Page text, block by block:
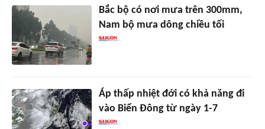
Bắc bộ có nơi mưa trên 300mm,
Nam bộ mưa dông chiều tối
Áp thấp nhiệt đới có khả năng đi
vào Biển Đông từ ngày 1-7